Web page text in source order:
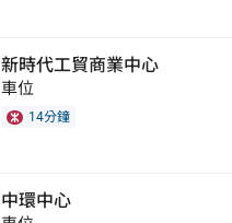
新時代工貿商業中心
車位
14分鐘
中環中心